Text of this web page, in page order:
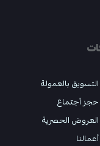
التسويق بالعمولة
حجز أجتماع
العروض الحصرية
أعمالنا